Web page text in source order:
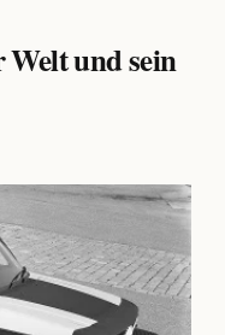
Welt und sein